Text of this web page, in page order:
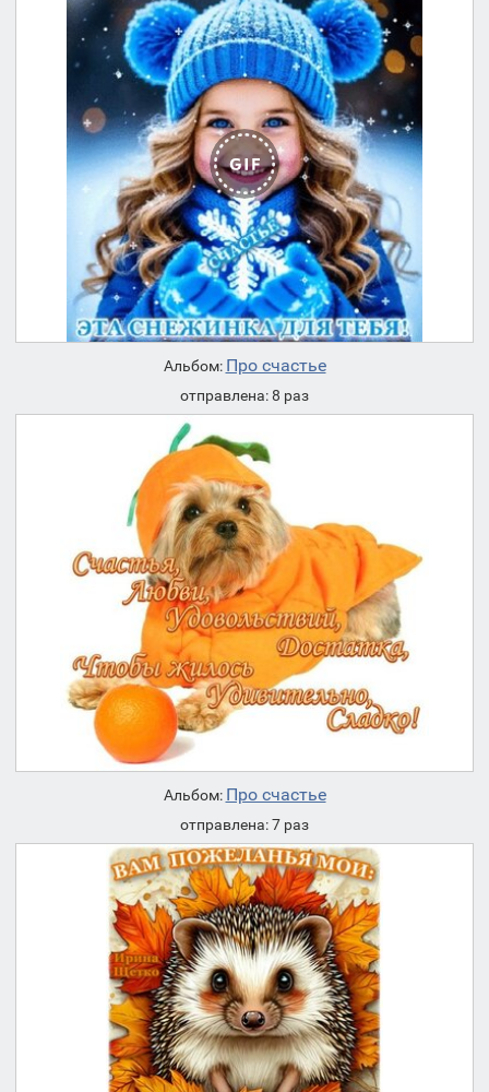
Альбом: Про счастье
отправлена: 8 раз
Альбом: Про счастье
отправлена: 7 раз